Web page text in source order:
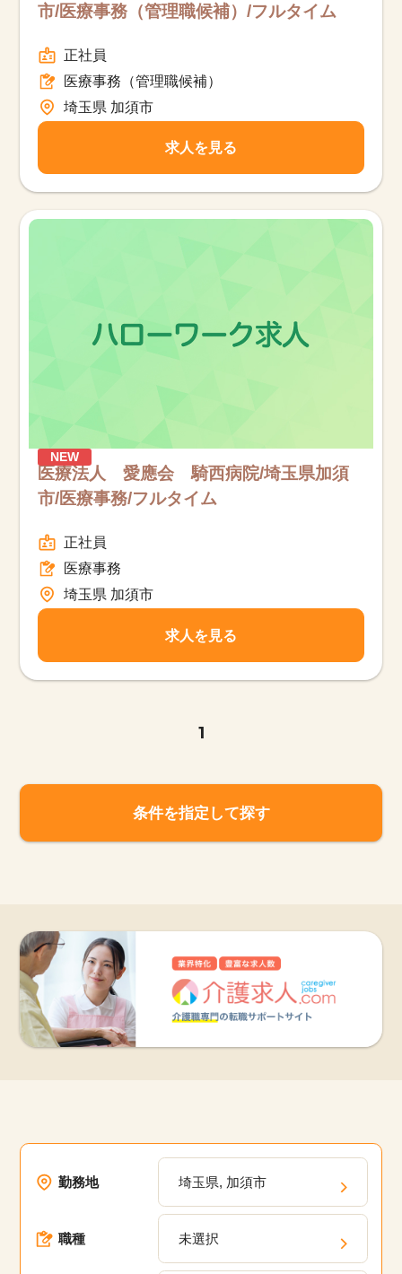
市/医療事務（管理職候補）/フルタイム
正社員
医療事務（管理職候補）
埼玉県 加須市
求人を見る
NEW
医療法人 愛應会 騎西病院/埼玉県加須
市/医療事務/フルタイム
正社員
医療事務
埼玉県 加須市
求人を見る
1
条件を指定して探す
勤務地 埼玉県, 加須市
職種 未選択
該当件数
9,862 件
他の条件を選択